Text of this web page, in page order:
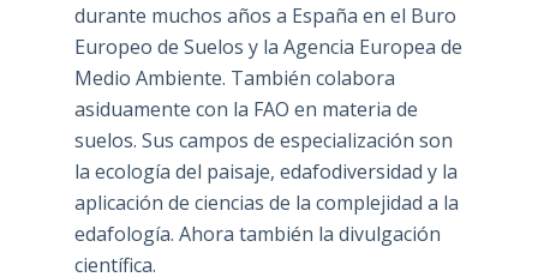
durante muchos años a España en el Buro
Europeo de Suelos y la Agencia Europea de
Medio Ambiente. También colabora
asiduamente con la FAO en materia de
suelos. Sus campos de especialización son
la ecología del paisaje, edafodiversidad y la
aplicación de ciencias de la complejidad a la
edafología. Ahora también la divulgación
científica.